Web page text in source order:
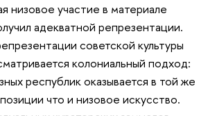
низовое участие в материале
адекватной репрезентации.
советской культуры
колониальный подход:
республик оказывается в той же
что и низовое искусство.